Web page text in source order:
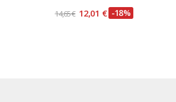
14,65 € 12,01 € -18%